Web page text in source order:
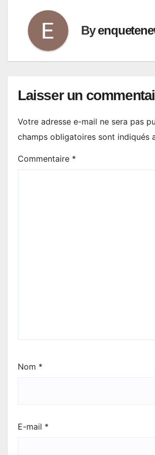
By
Laisser un
Votre adresse e-mail ne sera pas
champs obligatoires sont indiqués
Commentaire *
Nom *
E-mail *